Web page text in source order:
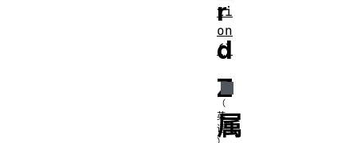
r
d
Z
属
ti
on
()